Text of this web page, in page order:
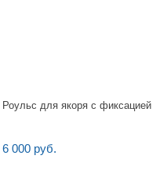
Роульс для якоря с фиксацией
6 000 руб.